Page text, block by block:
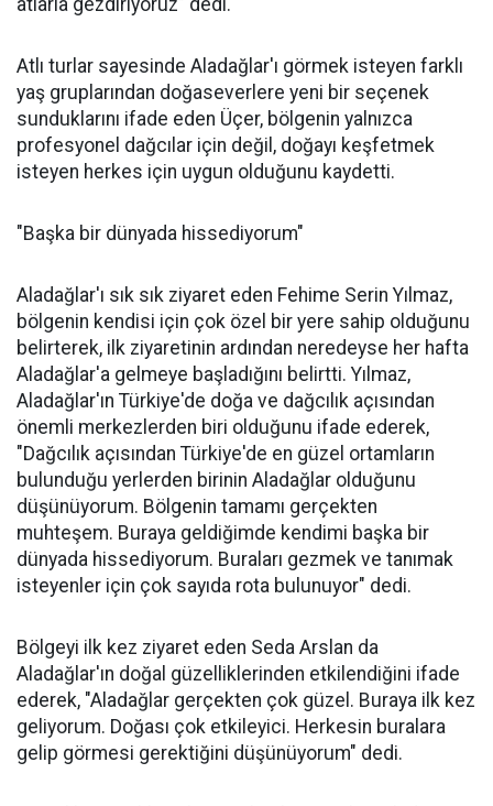
atlarla gezdiriyoruz" dedi.
Atlı turlar sayesinde Aladağlar'ı görmek isteyen farklı
yaş gruplarından doğaseverlere yeni bir seçenek
sunduklarını ifade eden Üçer, bölgenin yalnızca
profesyonel dağcılar için değil, doğayı keşfetmek
isteyen herkes için uygun olduğunu kaydetti.
"Başka bir dünyada hissediyorum"
Aladağlar'ı sık sık ziyaret eden Fehime Serin Yılmaz,
bölgenin kendisi için çok özel bir yere sahip olduğunu
belirterek, ilk ziyaretinin ardından neredeyse her hafta
Aladağlar'a gelmeye başladığını belirtti. Yılmaz,
Aladağlar'ın Türkiye'de doğa ve dağcılık açısından
önemli merkezlerden biri olduğunu ifade ederek,
"Dağcılık açısından Türkiye'de en güzel ortamların
bulunduğu yerlerden birinin Aladağlar olduğunu
düşünüyorum. Bölgenin tamamı gerçekten
muhteşem. Buraya geldiğimde kendimi başka bir
dünyada hissediyorum. Buraları gezmek ve tanımak
isteyenler için çok sayıda rota bulunuyor" dedi.
Bölgeyi ilk kez ziyaret eden Seda Arslan da
Aladağlar'ın doğal güzelliklerinden etkilendiğini ifade
ederek, "Aladağlar gerçekten çok güzel. Buraya ilk kez
geliyorum. Doğası çok etkileyici. Herkesin buralara
gelip görmesi gerektiğini düşünüyorum" dedi.